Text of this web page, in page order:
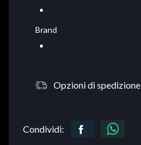
Brand
Opzioni di spedizione
Condividi: